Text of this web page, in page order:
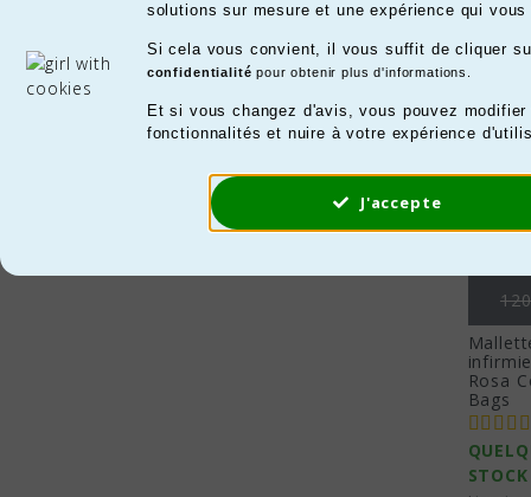
solutions sur mesure et une expérience qui vous
Si cela vous convient, il vous suffit de cliquer
confidentialité pour obtenir plus d'informations.
Et si vous changez d'avis, vous pouvez
fonctionnalités et nuire à votre expérience
J'accepte
Il y a
Rosa
Bags
STOCK